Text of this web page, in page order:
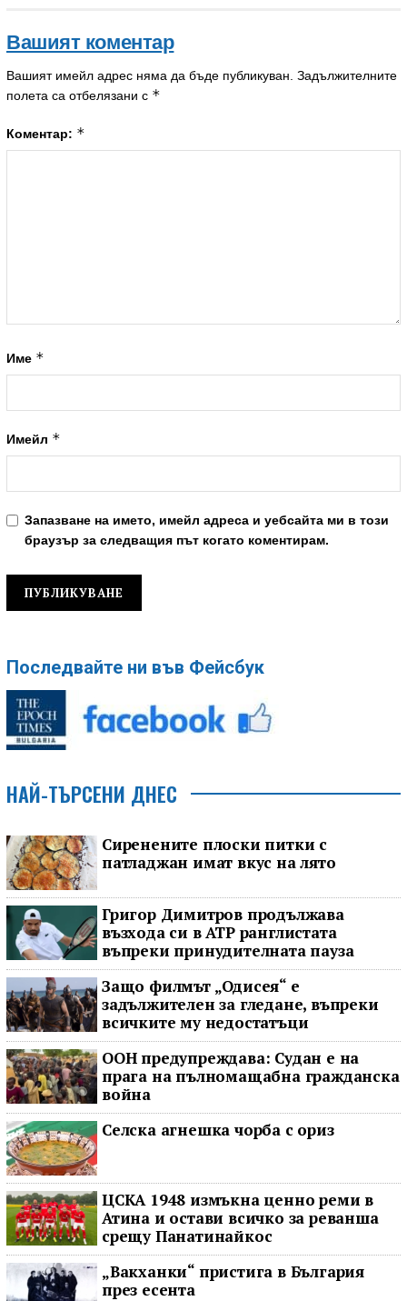
Вашият коментар
Вашият имейл адрес няма да бъде публикуван. Задължителните
полета са отбелязани с *
Коментар: *
Име *
Имейл *
Запазване на името, имейл адреса и уебсайта ми в този
браузър за следващия път когато коментирам.
Последвайте ни във Фейсбук
НАЙ-ТЪРСЕНИ ДНЕС
Сиренените плоски питки с
патладжан имат вкус на лято
Григор Димитров продължава
възхода си в ATP ранглистата
въпреки принудителната пауза
Защо филмът „Одисея“ е
задължителен за гледане, въпреки
всичките му недостатъци
ООН предупреждава: Судан е на
прага на пълномащабна гражданска
война
Селска агнешка чорба с ориз
ЦСКА 1948 измъкна ценно реми в
Атина и остави всичко за реванша
срещу Панатинайкос
„Вакханки“ пристига в България
през есента